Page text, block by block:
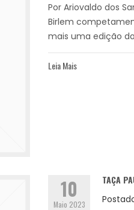
Por Ariovaldo dos
Birlem
mais uma edição
Leia Mais
10
Maio 2023
TAÇA